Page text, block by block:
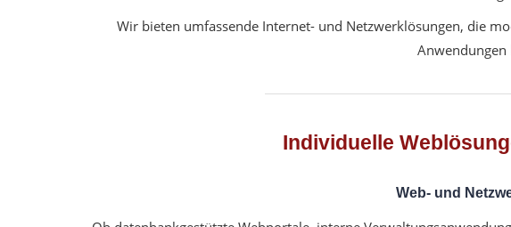
Wir bieten umfassende Internet- und Netzwerklösungen, die
Individuelle
Web- und